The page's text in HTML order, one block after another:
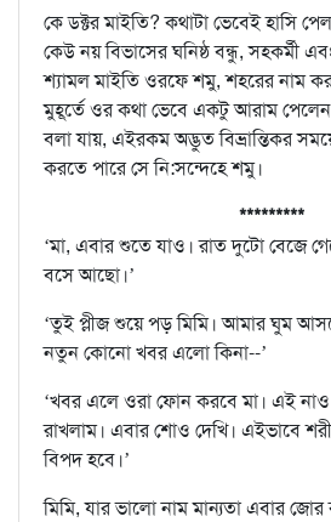
কে ডক্টর মাইতি? কথাটা ভেবেই হাসি
কেউ নয় বিভাসের ঘনিষ্ঠ বন্ধু, সহকর্মী
শ্যামল মাইতি ওরফে শমু, শহরের নাম
মুহূর্তে ওর কথা ভেবে একটু আরাম
বলা যায়, এইরকম অদ্ভুত বিভ্রান্তিকর
করতে পারে সে নি:সন্দেহে শমু।
*********
‘মা, এবার শুতে যাও। রাত দুটো বেজে
বসে আছো।’
‘তুই প্লীজ শুয়ে পড় মিমি। আমার ঘুম
নতুন কোনো খবর এলো কিনা--’
‘খবর এলে ওরা ফোন করবে মা। এই
রাখলাম। এবার শোও দেখি। এইভাবে
বিপদ হবে।’
মিমি, যার ভালো নাম মান্যতা এবার